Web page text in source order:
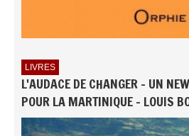
LIVRES
L'AUDACE DE CHANGER - UN
POUR LA MARTINIQUE - LOUIS